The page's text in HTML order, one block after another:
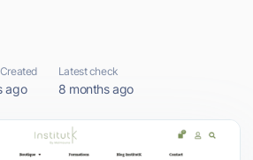
ago
Latest check
8 months ago